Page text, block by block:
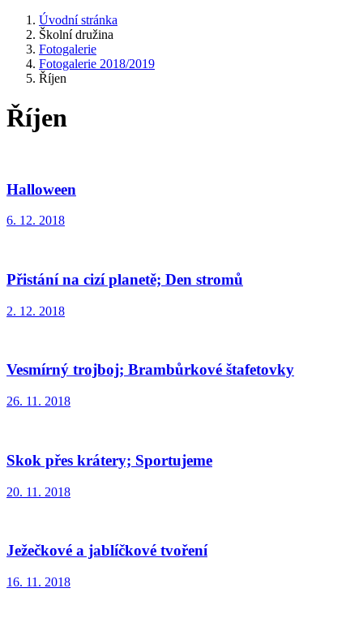
Úvodní stránka
Školní družina
Fotogalerie
Fotogalerie 2018/2019
Říjen
Říjen
Halloween
6. 12. 2018
Přistání na cizí planetě; Den stromů
2. 12. 2018
Vesmírný trojboj; Brambůrkové štafetovky
26. 11. 2018
Skok přes krátery; Sportujeme
20. 11. 2018
Ježečkové a jablíčkové tvoření
16. 11. 2018